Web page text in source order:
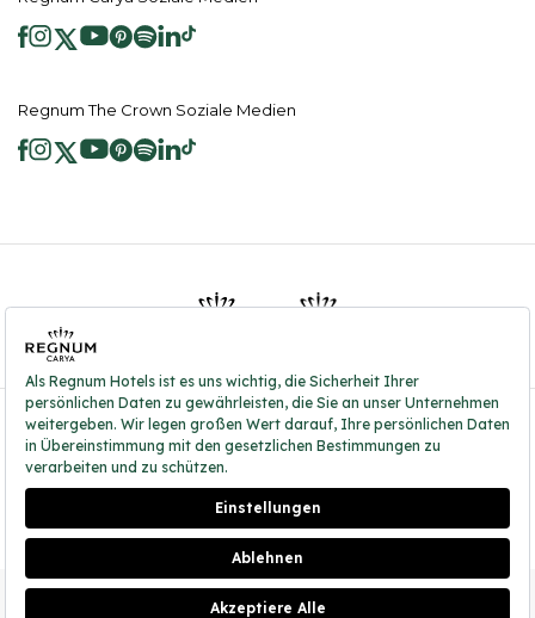
Regnum The Crown Soziale Medien
2026 ® Regnum Hotels. Alle Rechte vorbehalten.